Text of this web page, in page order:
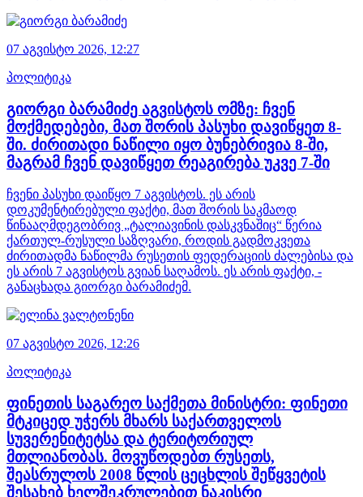
07 აგვისტო 2026, 12:27
პოლიტიკა
გიორგი ბარამიძე აგვისტოს ომზე: ჩვენ
მოქმედებები, მათ შორის პასუხი დავიწყეთ 8-
ში. ძირითადი ნაწილი იყო ბუნებრივია 8-ში,
მაგრამ ჩვენ დავიწყეთ რეაგირება უკვე 7-ში
ჩვენი პასუხი დაიწყო 7 აგვისტოს. ეს არის
დოკუმენტირებული ფაქტი, მათ შორის საკმაოდ
წინააღმდეგობრივ „ტალიავინის დასკვნაშიც“ წერია
ქართულ-რუსული საზღვარი, როდის გადმოკვეთა
ძირითადმა ნაწილმა რუსეთის ფედერაციის ძალებისა და
ეს არის 7 აგვისტოს გვიან საღამოს. ეს არის ფაქტი, -
განაცხადა გიორგი ბარამიძემ.
07 აგვისტო 2026, 12:26
პოლიტიკა
ფინეთის საგარეო საქმეთა მინისტრი: ფინეთი
მტკიცედ უჭერს მხარს საქართველოს
სუვერენიტეტსა და ტერიტორიულ
მთლიანობას. მოვუწოდებთ რუსეთს,
შეასრულოს 2008 წლის ცეცხლის შეწყვეტის
შესახებ ხელშეკრულებით ნაკისრი